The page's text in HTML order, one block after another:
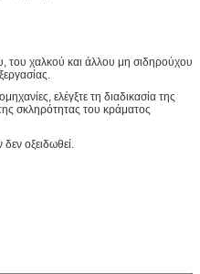
του χαλκού και άλλου μη σιδηρούχου
ελέγξτε τη διαδικασία της
σκληρότητας του κράματος
οξειδωθεί.